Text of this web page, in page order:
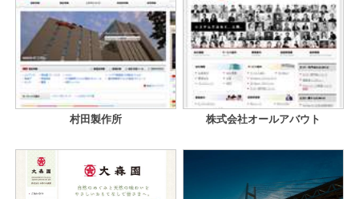
村田製作所 株式会社オールアバウト